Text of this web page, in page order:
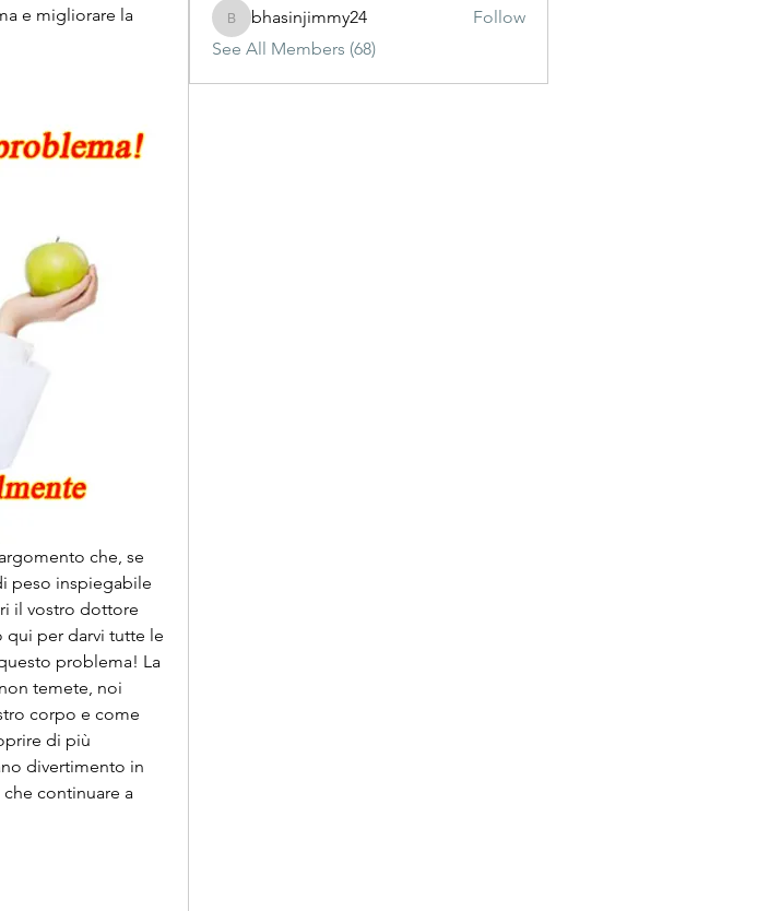
e migliorare la
che, se
peso inspiegabile
il vostro dottore
qui per darvi tutte le
problema! La
temete, noi
corpo e come
di più
divertimento in
continuare a
bhasinjimmy24
bhasinjimmy24
Follow
See All Members (68)